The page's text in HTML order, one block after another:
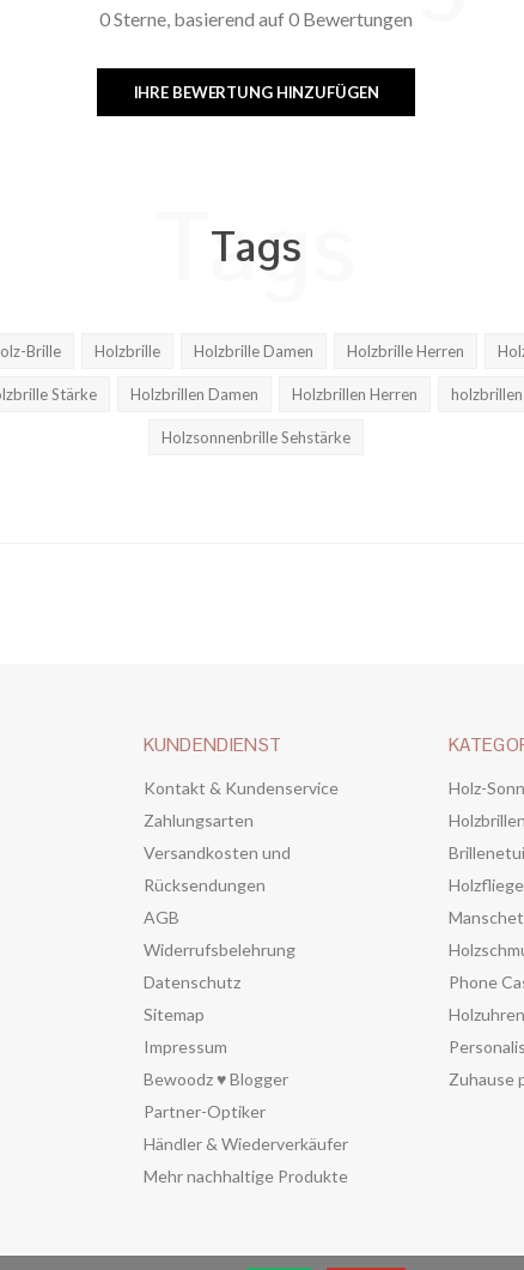
0 Sterne, basierend auf 0 Bewertungen
IHRE BEWERTUNG HINZUFÜGEN
Tags
Tags
Brille Holzbrille Holzbrille Damen Holzbrille Herren
Stärke Holzbrillen Damen Holzbrillen Herren
Holzsonnenbrille Sehstärke
KUNDENDIENST
Kontakt & Kundenservice
Zahlungsarten
Versandkosten und
Rücksendungen
AGB
Widerrufsbelehrung
Datenschutz
Sitemap
Impressum
Bewoodz ♥ Blogger
Partner-Optiker
Händler & Wiederverkäufer
Mehr nachhaltige Produkte
Holz-
Phone
Holzuhren
Zuhause